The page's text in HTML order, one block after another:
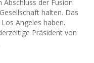
Abschluss der Fusion
halten. Das
Angeles haben.
Präsident von